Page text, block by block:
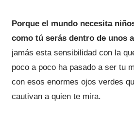
Porque el mundo necesita
como tú serás dentro de unos
jamás esta sensibilidad con la
poco a poco ha pasado a ser tu
con esos enormes ojos verdes
cautivan a quien te mira.